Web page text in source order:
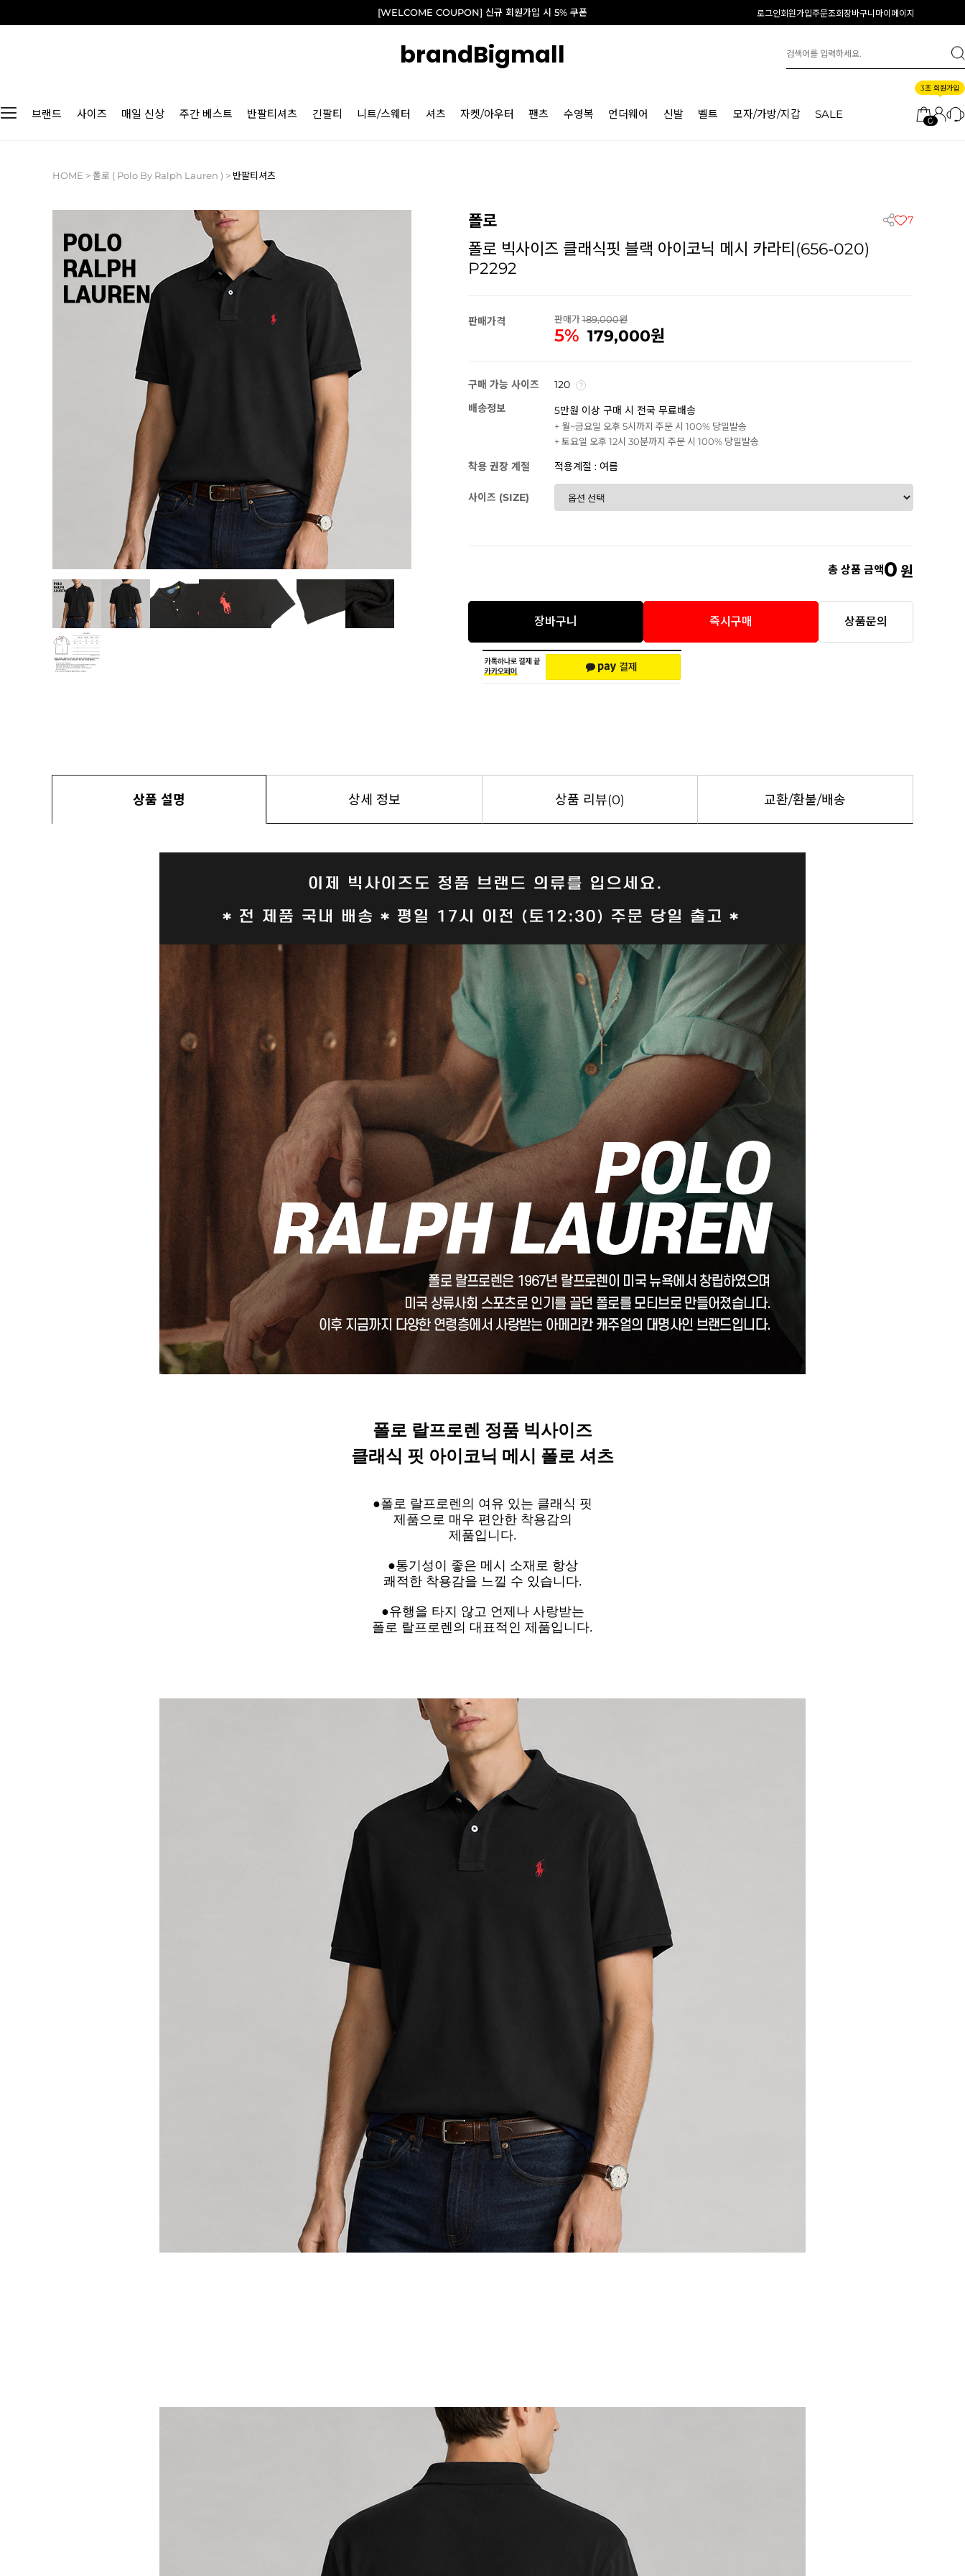
[WELCOME COUPON] 신규 회원가입 시 5% 쿠폰 로그인회원가입주문조회장바구니 마이페이지
brandBigmall
브랜드 사이즈 매일 신상 주간 베스트 반팔티셔츠 긴팔티 니트/스웨터 셔츠 자켓/아우터 팬츠 수영복 언더웨어 신발 벨트 모자/가방/지갑 SALE 0
3초 회원가입
HOME >폴로 ( Polo By Ralph Lauren ) > 반팔티셔츠
폴로 7
폴로 빅사이즈 클래식핏 블랙 아이코닉 메시 카라티(656-020)
P2292
판매가격 판매가189,000
5% 179,000
구매 가능 사이즈
120
배송정보
5만원 이상 구매 시 전국 무료배송
+ 월~금요일 오후 5시까지 주문 시 100% 당일발송
+ 토요일 오후 12시 30분까지 주문 시 100% 당일발송
착용 권장 계절 적용계절 : 여름
사이즈 (SIZE)
총 상품 금액0 원
장바구니 즉시구매 상품문의
상품 설명 상세 정보 상품 리뷰(0) 교환/환불/배송
폴로 랄프로렌 정품 빅사이즈
클래식 핏 아이코닉 메시 폴로 셔츠
●폴로 랄프로렌의 여유 있는 클래식 핏
제품으로 매우 편안한 착용감의
제품입니다.
●통기성이 좋은 메시 소재로 항상
쾌적한 착용감을 느낄 수 있습니다.
●유행을 타지 않고 언제나 사랑받는
폴로 랄프로렌의 대표적인 제품입니다.